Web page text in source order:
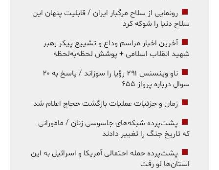
رونمایی از سلاح مرگبار ایران / قابلیت پنهان این
سلاح دنیا را شوکه کرد
آخرین اخبار مراسم وداع و تشییع پیکر رهبر
شهید انقلاب اسلامی + پوشش لحظه‌به‌لحظه
ناو وینسنس ۲۹۱ رؤیا را سوزاند / پاسخ به ۲۰
سوال درباره پرواز ۶۵۵
زمان و جزئیات عملیات بازگشت حجاج اعلام شد
پشت‌پرده شبکه‌های جاسوسی زنان / مامورانی
که تاریخ جنگ را تغییر دادند
پشت‌پرده حمله احتمالی آمریکا و اسرائیل به این
استان‌ها لو رفت